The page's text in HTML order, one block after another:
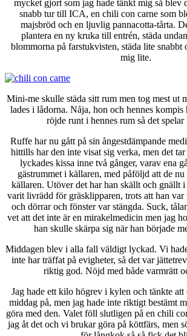
mycket gjort som jag hade tänkt mig så blev
snabb tur till ICA, en chili con carne som
majsbröd och en ljuvlig pannacotta-tårta.
plantera en ny kruka till entrén, städa
blommorna på farstukvisten, städa lite snabbt
mig lite.
Mini-me skulle städa sitt rum men tog mest ut
lades i lådorna. Nåja, hon och hennes
röjde runt i hennes rum så det
Ruffe har nu gått på sin ångestdämpande
hittills har den inte visat sig verka, men det
lyckades kissa inne två gånger, varav ena
gästrummet i källaren, med påföljd att de
källaren. Utöver det har han skällt och gnällt
varit livrädd för gräsklipparen, trots att han var
och dörrar och fönster var stängda. Suck,
vet att det inte är en mirakelmedicin men jag
han skulle skärpa sig när han började
Middagen blev i alla fall väldigt lyckad. Vi
inte har träffat på evigheter, så det var
riktig god. Nöjd med både varmrätt
Jag hade ett kilo högrev i kylen och tänkte att
middag på, men jag hade inte riktigt bestämt
göra med den. Valet föll slutligen på en chili
jag åt det och vi brukar göra på köttfärs, men